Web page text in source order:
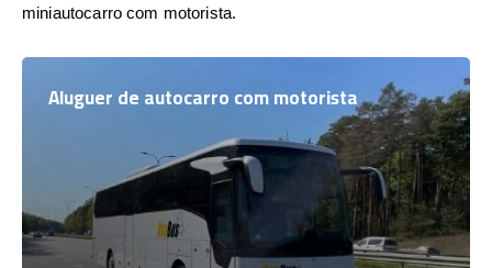
miniautocarro com motorista.
Aluguer de autocarro com motorista